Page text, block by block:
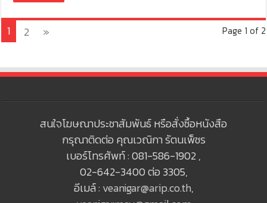
Page 1 of 2
1 2 »
สนใจโฆษณาประชาสัมพันธ์ หรือสั่งซื้อหนังสือ
กรุณาติดต่อ คุณเวณิกา รัตนเพ็ชร
เบอร์โทรศัพท์ : 081-586-1902 ,
02-642-3400 ต่อ 3305,
อีเมล์ : veanigar@arip.co.th,